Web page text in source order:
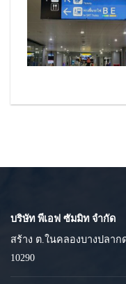
บริษัท พีเอฟ ซัมมิท จำกัด
สร้าง ต.ในคลองบางปลาก
10290